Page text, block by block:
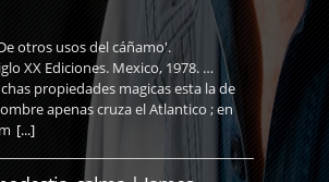
otros usos del cáñamo'.
XX Ediciones. Mexico, 1978. …
propiedades magicas esta la de
apenas cruza el Atlantico ; en
[...]